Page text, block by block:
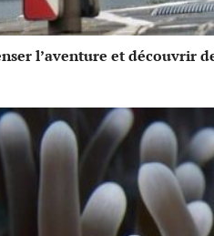
l’aventure et découvrir